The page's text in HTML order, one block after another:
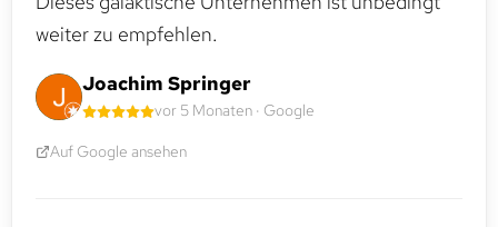
weiter zu empfehlen.
Joachim Springer
vor 5 Monaten · Google
Auf Google ansehen